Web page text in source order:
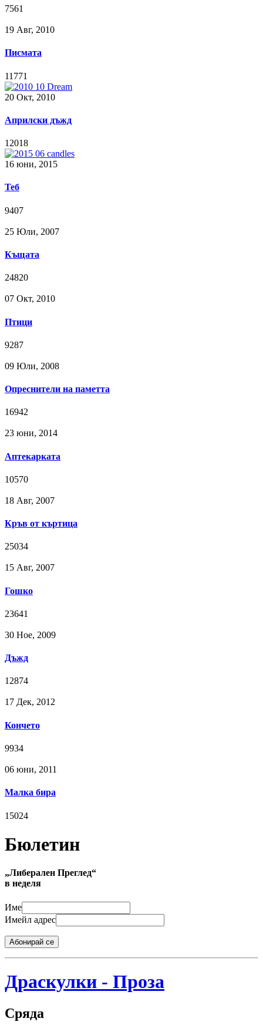
7561
19 Авг, 2010
Писмата
11771
20 Окт, 2010
Априлски дъжд
12018
16 юни, 2015
Теб
9407
25 Юли, 2007
Къщата
24820
07 Окт, 2010
Птици
9287
09 Юли, 2008
Опреснители на паметта
16942
23 юни, 2014
Аптекарката
10570
18 Авг, 2007
Кръв от къртица
25034
15 Авг, 2007
Гошко
23641
30 Ное, 2009
Дъжд
12874
17 Дек, 2012
Кончето
9934
06 юни, 2011
Малка бира
15024
Бюлетин
„Либерален Преглед“
в неделя
Име
Имейл адрес
Абонирай се
Драскулки - Проза
Сряда